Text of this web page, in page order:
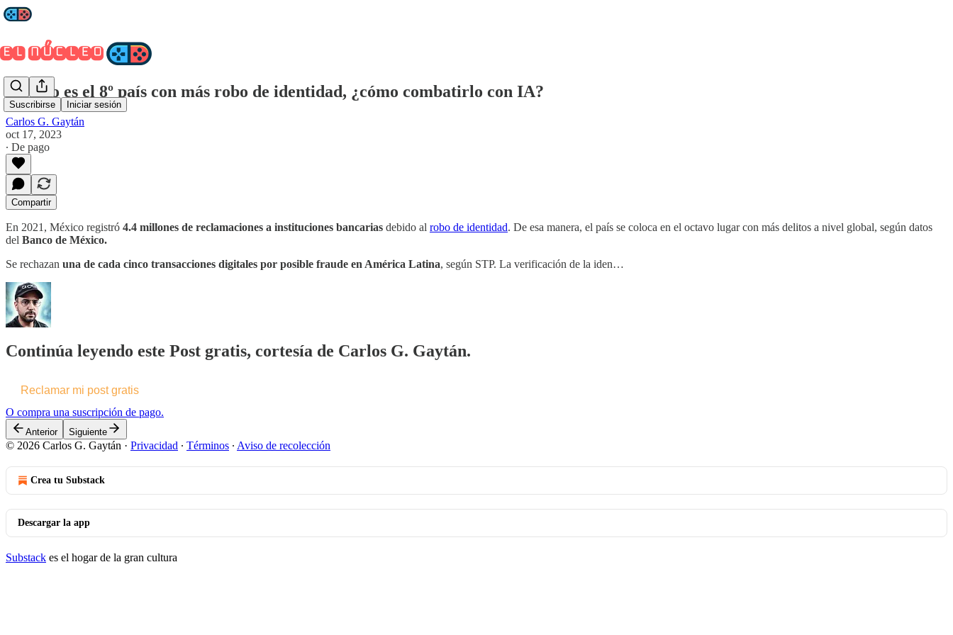
Suscribirse Iniciar sesión
México es el 8º país con más robo de identidad, ¿cómo combatirlo con IA?
Carlos G. Gaytán
oct 17, 2023
∙ De pago
Compartir
En 2021, México registró 4.4 millones de reclamaciones a instituciones bancarias debido al robo de identidad. De esa manera, el país se coloca en el octavo lugar con más delitos a nivel global, según datos
del Banco de México.
Se rechazan una de cada cinco transacciones digitales por posible fraude en América Latina, según STP. La verificación de la iden…
Continúa leyendo este Post gratis, cortesía de Carlos G. Gaytán.
Reclamar mi post gratis
O compra una suscripción de pago.
Anterior Siguiente
© 2026 Carlos G. Gaytán · Privacidad ∙ Términos ∙ Aviso de recolección
Crea tu Substack
Descargar la app
Substack es el hogar de la gran cultura